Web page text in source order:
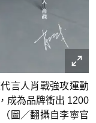
言人肖戰強攻運動
成為品牌衝出 1200
圖／翻攝自李寧官